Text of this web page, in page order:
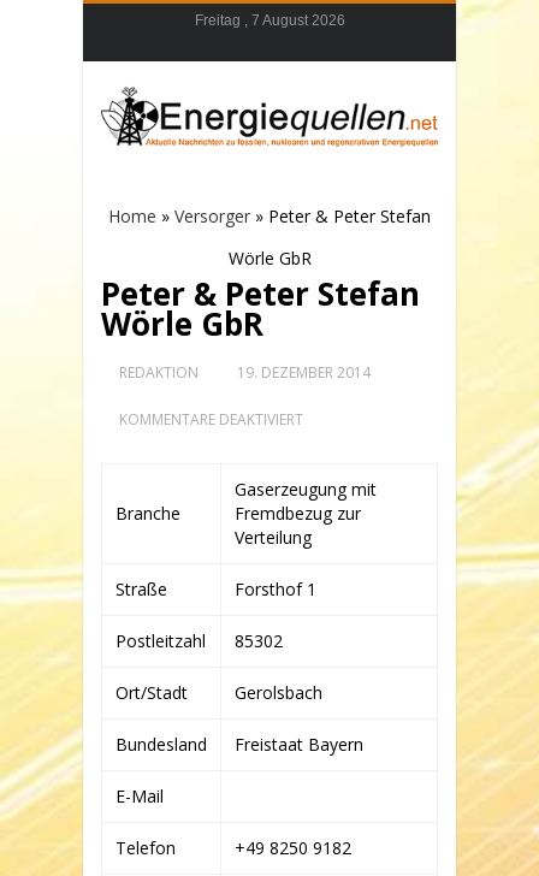
Freitag , 7 August 2026
Home » Versorger » Peter & Peter Stefan
Wörle GbR
Peter & Peter Stefan
Wörle GbR
REDAKTION 19. DEZEMBER 2014
KOMMENTARE DEAKTIVIERTFÜR
STEFAN
WÖRLE
GBR
Branche
Gaserzeugung mit
Fremdbezug zur
Verteilung
Straße Forsthof 1
Postleitzahl 85302
Ort/Stadt Gerolsbach
Bundesland Freistaat Bayern
E-Mail
Telefon +49 8250 9182